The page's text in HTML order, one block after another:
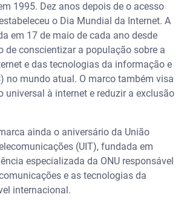
1995. Dez anos depois de o acesso
o Dia Mundial da Internet. A
em 17 de maio de cada ano desde
de conscientizar a população sobre a
e das tecnologias da informação e
no mundo atual. O marco também visa
universal à internet e reduzir a exclusão
ainda o aniversário da União
(UIT), fundada em
especializada da ONU responsável
e as tecnologias da
internacional.